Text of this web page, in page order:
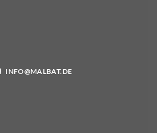
INFO@MALBAT.DE